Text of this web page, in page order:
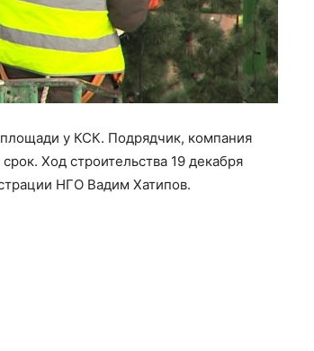
у КСК. Подрядчик, компания
Ход строительства 19 декабря
НГО Вадим Хатипов.